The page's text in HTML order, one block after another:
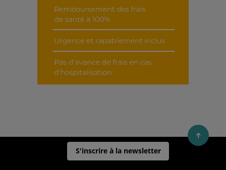
S'inscrire à la newsletter